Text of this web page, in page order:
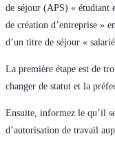
de séjour (APS) « étudiant
de création d’entreprise »
d’un titre de séjour «
La première étape est de
changer de statut et la
Ensuite, informez le qu’il
d’autorisation de travail